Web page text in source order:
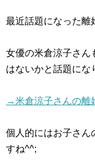
最近話題になった
女優の米倉涼子さん
はないかと話題にな
→米倉涼子さんの離
個人的にはお子さん
すね^^;